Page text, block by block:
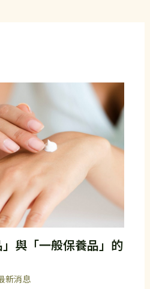
」與「一般保養品」的
新消息